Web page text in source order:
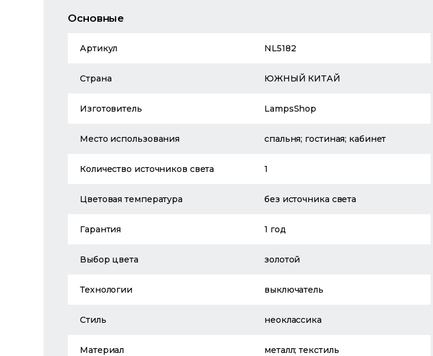
Основные
Артикул NL5182
Страна ЮЖНЫЙ КИТАЙ
Изготовитель LampsShop
Место использования спальня; гостиная; кабинет
Количество источников света 1
Цветовая температура без источника света
Гарантия 1 год
Выбор цвета золотой
Технологии выключатель
Стиль неоклассика
Материал металл; текстиль